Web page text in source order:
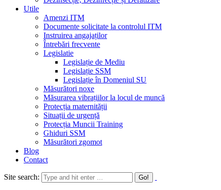
Utile
Amenzi ITM
Documente solicitate la controlul ITM
Instruirea angajaților
Întrebări frecvente
Legislatie
Legislație de Mediu
Legislație SSM
Legislație în Domeniul SU
Măsurători noxe
Măsurarea vibrațiilor la locul de muncă
Protecția maternității
Situații de urgență
Protecția Muncii Training
Ghiduri SSM
Măsurători zgomot
Blog
Contact
Site search: